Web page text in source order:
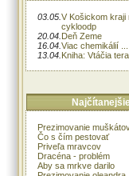
03.05. V Košickom kraji
cykloodp
20.04. Deň Zeme
16.04. Viac chemikálií ...
13.04. Kniha: Vtáčia
Prezimovanie
Čo s čím pestovať
Priveľa mravcov
Dracéna - problém
Aby sa mrkve darilo